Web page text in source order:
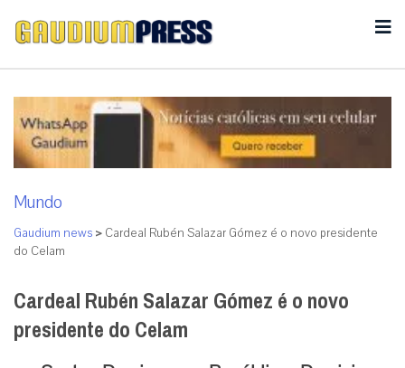
Mundo
Gaudium news > Cardeal Rubén Salazar Gómez é o novo presidente
do Celam
Cardeal Rubén Salazar Gómez é o novo
presidente do Celam